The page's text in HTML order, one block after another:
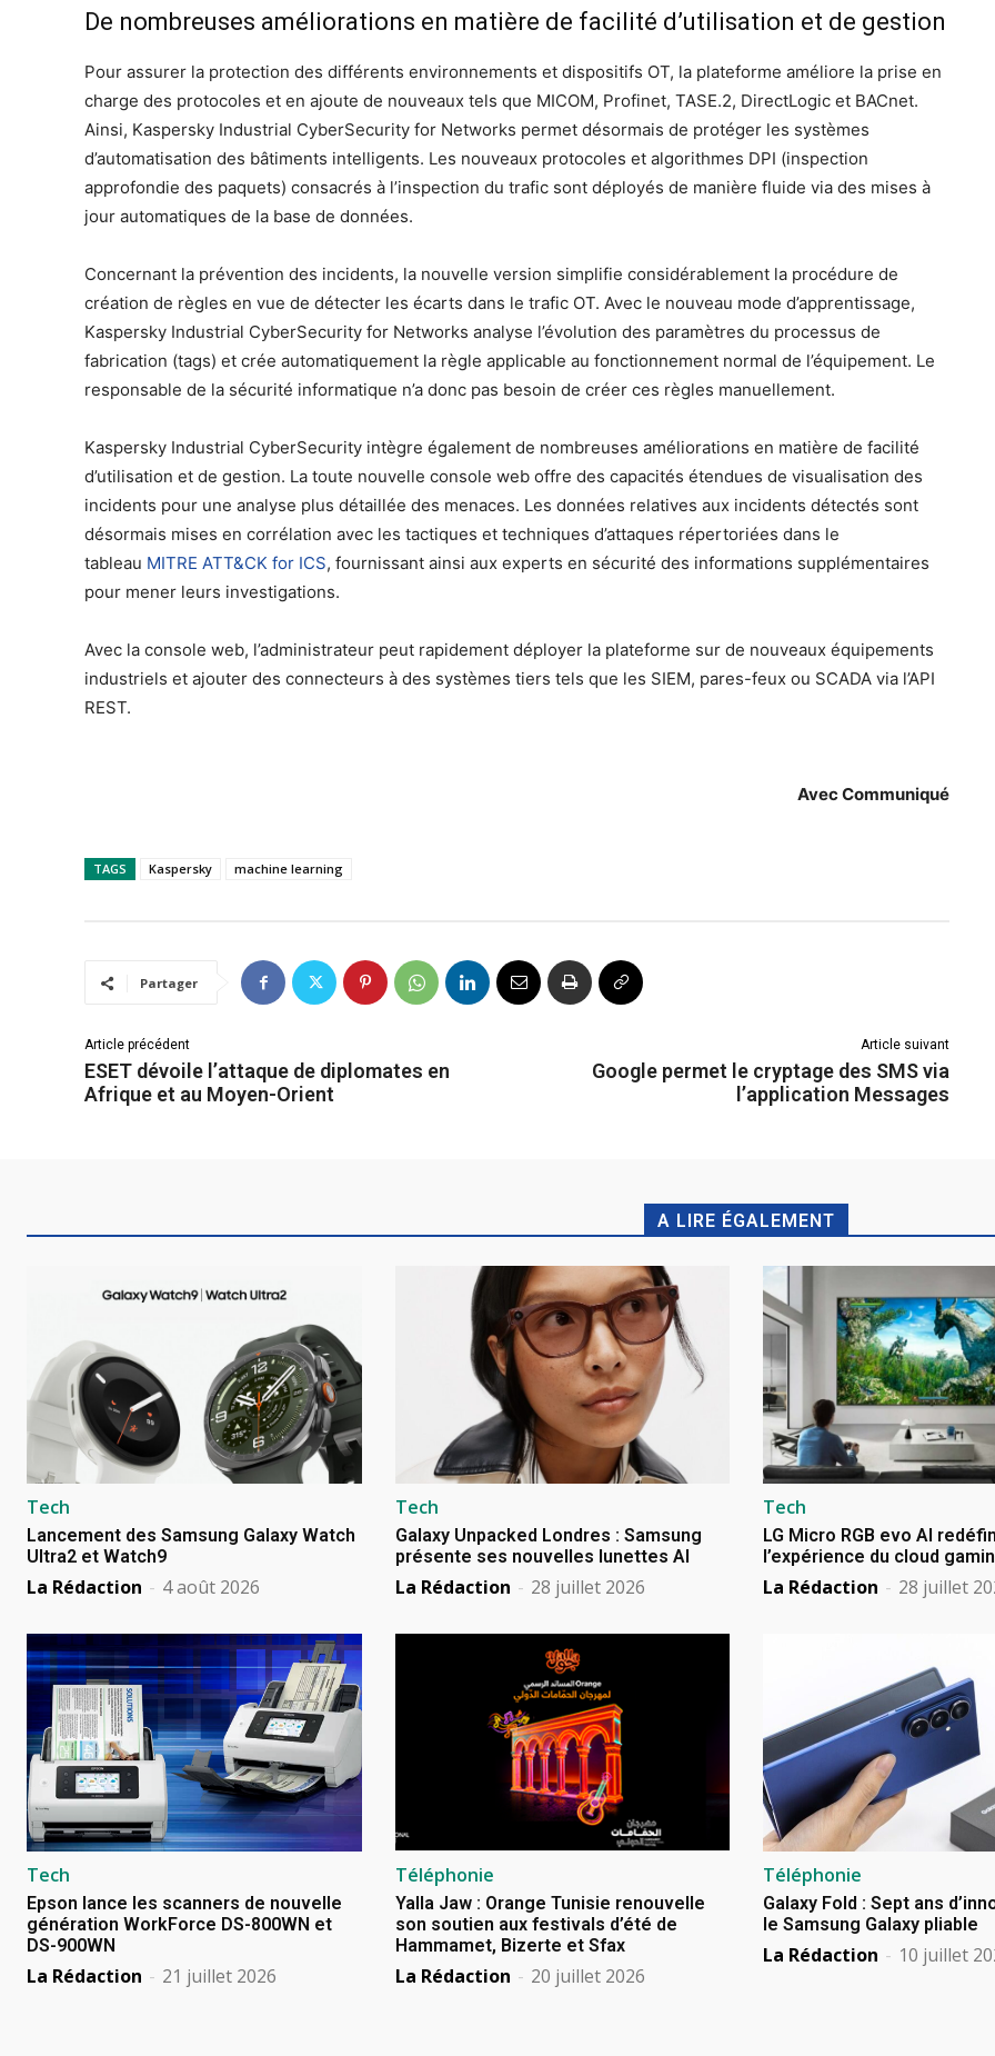
De nombreuses améliorations en matière de facilité d’utilisation et de gestion
Pour assurer la protection des différents environnements et dispositifs OT, la plateforme améliore la prise en
charge des protocoles et en ajoute de nouveaux tels que MICOM, Profinet, TASE.2, DirectLogic et BACnet.
Ainsi, Kaspersky Industrial CyberSecurity for Networks permet désormais de protéger les systèmes
d’automatisation des bâtiments intelligents. Les nouveaux protocoles et algorithmes DPI (inspection
approfondie des paquets) consacrés à l’inspection du trafic sont déployés de manière fluide via des mises à
jour automatiques de la base de données.
Concernant la prévention des incidents, la nouvelle version simplifie considérablement la procédure de
création de règles en vue de détecter les écarts dans le trafic OT. Avec le nouveau mode d’apprentissage,
Kaspersky Industrial CyberSecurity for Networks analyse l’évolution des paramètres du processus de
fabrication (tags) et crée automatiquement la règle applicable au fonctionnement normal de l’équipement. Le
responsable de la sécurité informatique n’a donc pas besoin de créer ces règles manuellement.
Kaspersky Industrial CyberSecurity intègre également de nombreuses améliorations en matière de facilité
d’utilisation et de gestion. La toute nouvelle console web offre des capacités étendues de visualisation des
incidents pour une analyse plus détaillée des menaces. Les données relatives aux incidents détectés sont
désormais mises en corrélation avec les tactiques et techniques d’attaques répertoriées dans le
tableau MITRE ATT&CK for ICS, fournissant ainsi aux experts en sécurité des informations supplémentaires
pour mener leurs investigations.
Avec la console web, l’administrateur peut rapidement déployer la plateforme sur de nouveaux équipements
industriels et ajouter des connecteurs à des systèmes tiers tels que les SIEM, pares-feux ou SCADA via l’API
REST.
Avec Communiqué
TAGS Kaspersky machine learning
Partager
Article précédent
ESET dévoile l’attaque de diplomates en
Afrique et au Moyen-Orient
Article suivant
Google permet le cryptage des SMS via
l’application Messages
A LIRE ÉGALEMENT
Tech
Lancement des Samsung Galaxy Watch
Ultra2 et Watch9
La Rédaction - 4 août 2026
Tech
Galaxy Unpacked Londres : Samsung
présente ses nouvelles lunettes AI
La Rédaction - 28 juillet 2026
Tech
LG Micro RGB evo AI
l’expérience du cloud
La Rédaction - 28 juillet
Tech
Epson lance les scanners de nouvelle
génération WorkForce DS-800WN et
DS-900WN
La Rédaction - 21 juillet 2026
Téléphonie
Yalla Jaw : Orange Tunisie renouvelle
son soutien aux festivals d’été de
Hammamet, Bizerte et Sfax
La Rédaction - 20 juillet 2026
Téléphonie
Galaxy Fold : Sept ans
le Samsung Galaxy pliable
La Rédaction - 10 juillet